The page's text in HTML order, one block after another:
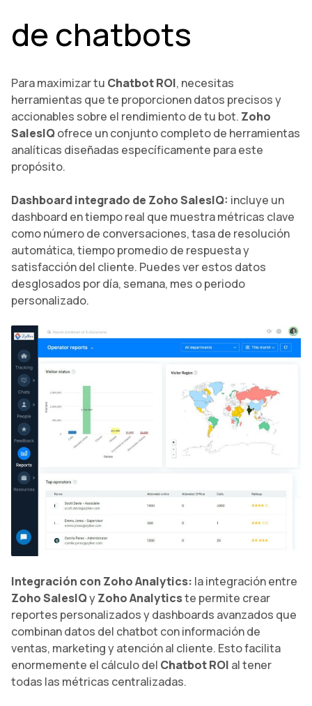
de chatbots
Para maximizar tu Chatbot ROI, necesitas
herramientas que te proporcionen datos precisos y
accionables sobre el rendimiento de tu bot. Zoho
SalesIQofrece un conjunto completo de herramientas
analíticas diseñadas específicamente para este
propósito.
Dashboard integrado de Zoho SalesIQ: incluye un
dashboard en tiempo real que muestra métricas clave
como número de conversaciones, tasa de resolución
automática, tiempo promedio de respuesta y
satisfacción del cliente. Puedes ver estos datos
desglosados por día, semana, mes o periodo
personalizado.
Integración con Zoho Analytics: la integración entre
Zoho SalesIQyZoho Analyticste permite crear
reportes personalizados y dashboards avanzados que
combinan datos del chatbot con información de
ventas, marketing y atención al cliente. Esto facilita
enormemente el cálculo del Chatbot ROI al tener
todas las métricas centralizadas.